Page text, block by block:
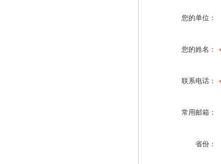
您的单位：
您的姓名：
联系电话：
常用邮箱：
省份：